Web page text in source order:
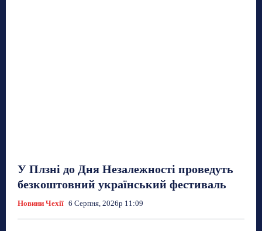
У Плзні до Дня Незалежності проведуть
безкоштовний український фестиваль
Новини Чехії 6 Серпня, 2026р 11:09